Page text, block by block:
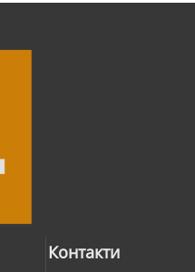
Контакти